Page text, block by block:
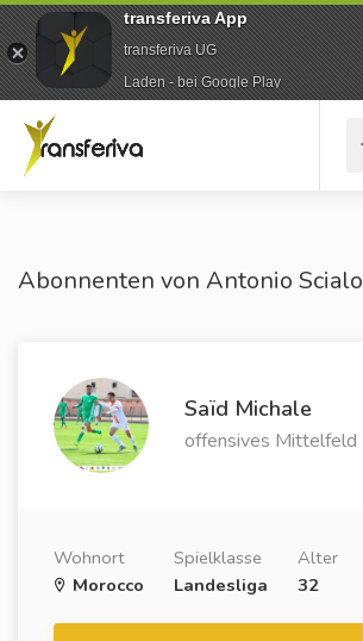
Abonnenten von Antonio Scialo
Saïd Michale
offensives Mittelfeld
Wohnort
Morocco
Spielklasse
Landesliga
Alter
32
transferiva App
transferiva UG
Laden - bei Google Play